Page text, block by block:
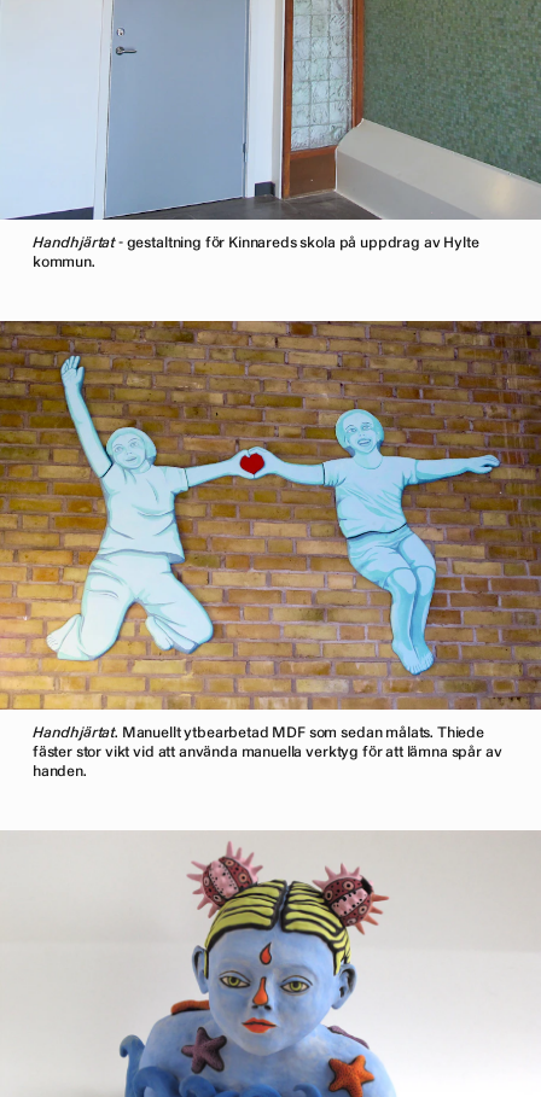
Handhjärtat- gestaltning för Kinnareds skola på uppdrag av Hylte
kommun.
Handhjärtat. Manuellt ytbearbetad MDF som sedan målats. Thiede
fäster stor vikt vid att använda manuella verktyg för att lämna spår av
handen.